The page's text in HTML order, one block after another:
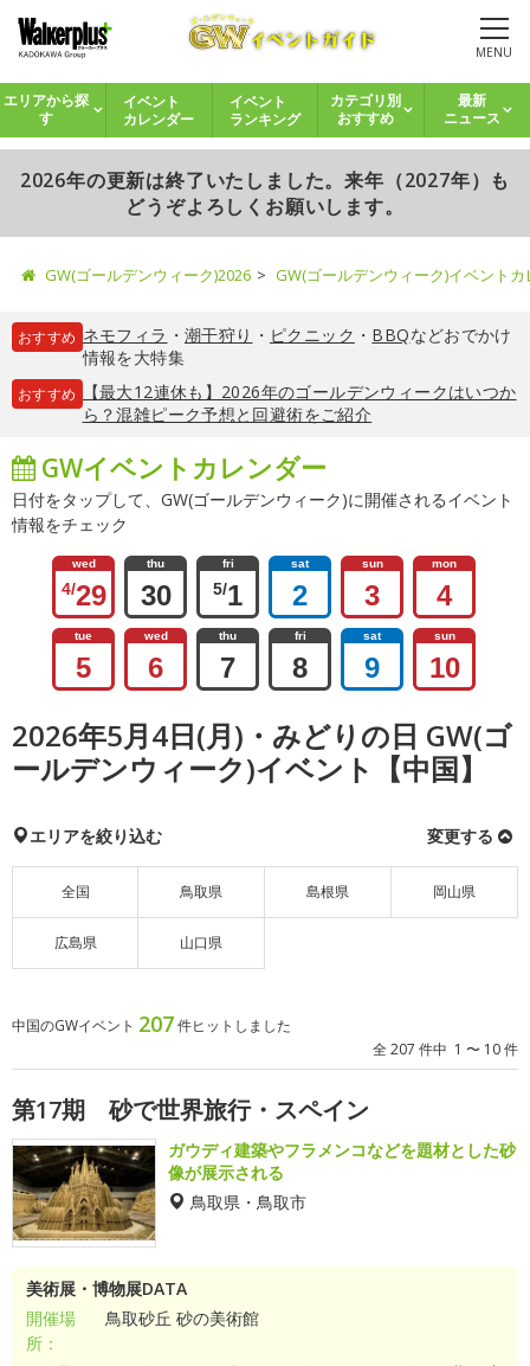
MENU
エリアから探
す
イベント
カレンダー
イベント
ランキング
カテゴリ別
おすすめ
最新
ニュース
2026年の更新は終了いたしました。来年（2027年）も
どうぞよろしくお願いします。
GW(ゴールデンウィーク)2026 GW(ゴールデンウィーク)イベント
おすすめ ネモフィラ ・ 潮干狩り ・ ピクニック ・ BBQなどおでかけ
情報を大特集
おすすめ
【最大12連休も】2026年のゴールデンウィークはいつか
ら？混雑ピーク予想と回避術をご紹介
GWイベントカレンダー
日付をタップして、GW(ゴールデンウィーク)に開催されるイベント
情報をチェック
wed
4/29
thu
30
fri
5/1
sat
2
sun
3
mon
4
tue
5
wed
6
thu
7
fri
8
sat
9
sun
10
2026年5月4日(月)・みどりの日 GW(ゴ
ールデンウィーク)イベント【中国】
エリアを絞り込む 変更する
全国 鳥取県 島根県 岡山県
広島県 山口県
中国のGWイベント 207件ヒットしました
全 207 件中 1 〜 10 件
第17期 砂で世界旅行・スペイン
ガウディ建築やフラメンコなどを題材とした砂
像が展示される
鳥取県・鳥取市
美術展・博物展DATA
開催場
所：
鳥取砂丘 砂の美術館